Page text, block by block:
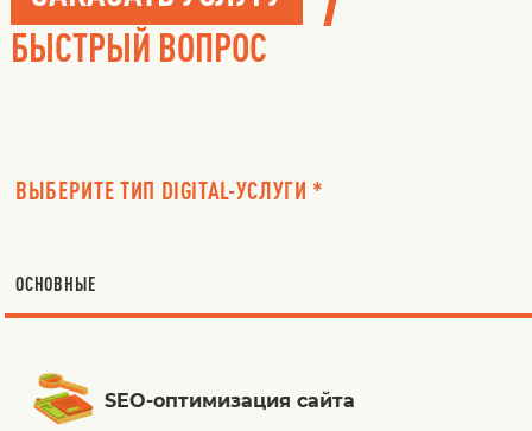
БЫСТРЫЙ ВОПРОС
ВЫБЕРИТЕ ТИП DIGITAL-УСЛУГИ *
ОСНОВНЫЕ
SEO-оптимизация сайта